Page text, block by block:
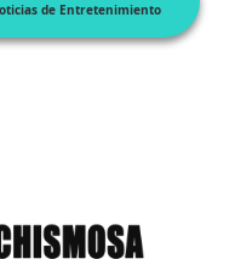
de Entretenimiento